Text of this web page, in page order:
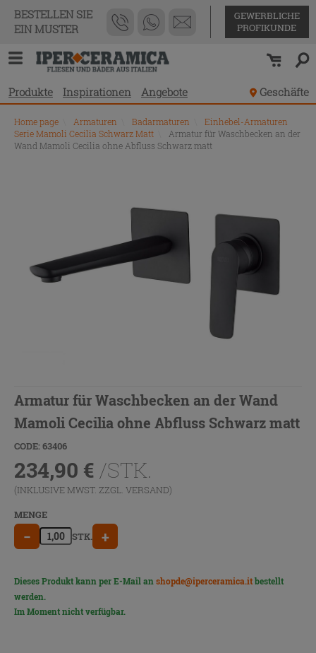
BESTELLEN SIE
EIN MUSTER
GEWERBLICHE
PROFIKUNDE
Produkte Inspirationen Angebote Geschäfte
Home page Armaturen Badarmaturen
Einhebel-Armaturen
Serie Mamoli Cecilia Schwarz Matt
Armatur für Waschbecken an der
Wand Mamoli Cecilia ohne Abfluss Schwarz matt
Armatur für Waschbecken an der Wand
Mamoli Cecilia ohne Abfluss Schwarz matt
CODE: 63406
234,90 € /STK.
(INKLUSIVE MWST. ZZGL. VERSAND)
MENGE
− STK. +
Dieses Produkt kann per E-Mail an shopde@iperceramica.itbestellt
werden.
Im Moment nicht verfügbar.